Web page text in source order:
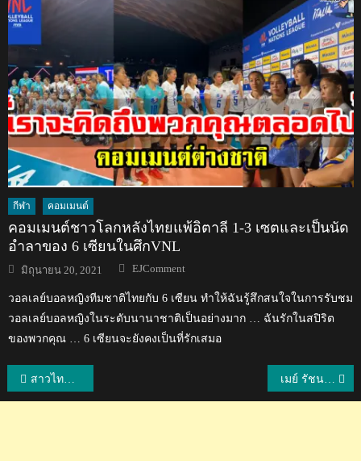
กีฬา คอมเมนต์
คอมเมนต์ชาวโลกหลังไทยแพ้อิตาลี 1-3 เซตและเป็นนัด
อำลาของ 6 เซียนในศึกVNL
Posted
on
มิถุนายน 20, 2021 Author
EJComment
วอลเลย์บอลหญิงทีมชาติไทยกับ 6 เซียน ทำให้ฉันรู้สึกสนใจในการรับชม
วอลเลย์บอลหญิงในระดับนานาชาติเป็นอย่างมาก … ฉันรักในสปิริต
ของพวกคุณ … 6 เซียนจะยังคงเป็นที่รักเสมอ
แนะแนว
สาวไทยพ่ายเซอร์เบีย 2-3 เซต ศึกวอลเลย์บอลหญิง VNL2023 สัปดาห์ที่ 2 เมย์ รัชนก พ่าย มาริน ชวดชิงแบดอินโดนีเซีย โอเพ่น 2023